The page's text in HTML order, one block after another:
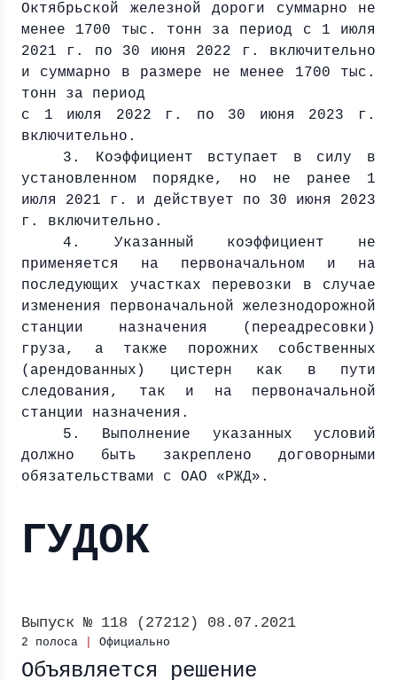
Октябрьской железной дороги суммарно не
менее 1700 тыс. тонн за период с 1 июля
2021 г . по 30 июня 2022 г . включительно
и суммарно в размере не менее 1700 тыс.
тонн за период
с 1 июля 2022 г . по 30 июня 2023 г .
включительно.
3. Коэффициент вступает в силу в
установленном порядке, но не ранее 1
июля 2021 г . и действует по 30 июня 2023
г . включительно.
4. Указанный коэффициент не
применяется на первоначальном и на
последующих участках перевозки в случае
изменения первоначальной железнодорожной
станции назначения (переадресовки)
груза, а также порожних собственных
(арендованных) цистерн как в пути
следования, так и на первоначальной
станции назначения.
5. Выполнение указанных условий
должно быть закреплено договорными
обязательствами с ОАО «РЖД».
ГУДОК
Выпуск № 118 (27212) 08.07.2021
2 полоса Официально
Объявляется решение